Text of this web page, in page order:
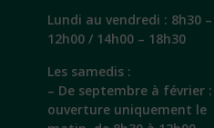
Lundi au vendredi : 8h30 –
12h00 / 14h00 – 18h30
Les samedis :
– De septembre à février :
ouverture uniquement le